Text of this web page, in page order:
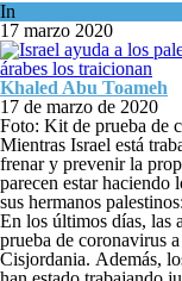
In
17 marzo 2020
Khaled Abu Toameh
17 de marzo de 2020
Foto: Kit de prueba de
Mientras Israel está
frenar y prevenir la
parecen estar haciendo
sus hermanos
En los últimos días, las
prueba de coronavirus
Cisjordania. Además,